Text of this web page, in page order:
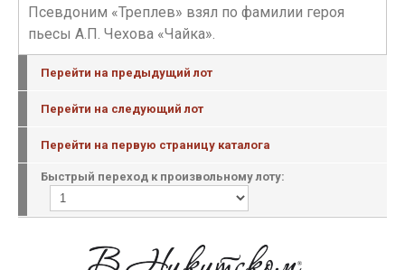
Псевдоним «Треплев» взял по фамилии героя
пьесы А.П. Чехова «Чайка».
Перейти на предыдущий лот
Перейти на следующий лот
Перейти на первую страницу каталога
Быстрый переход к произвольному лоту: